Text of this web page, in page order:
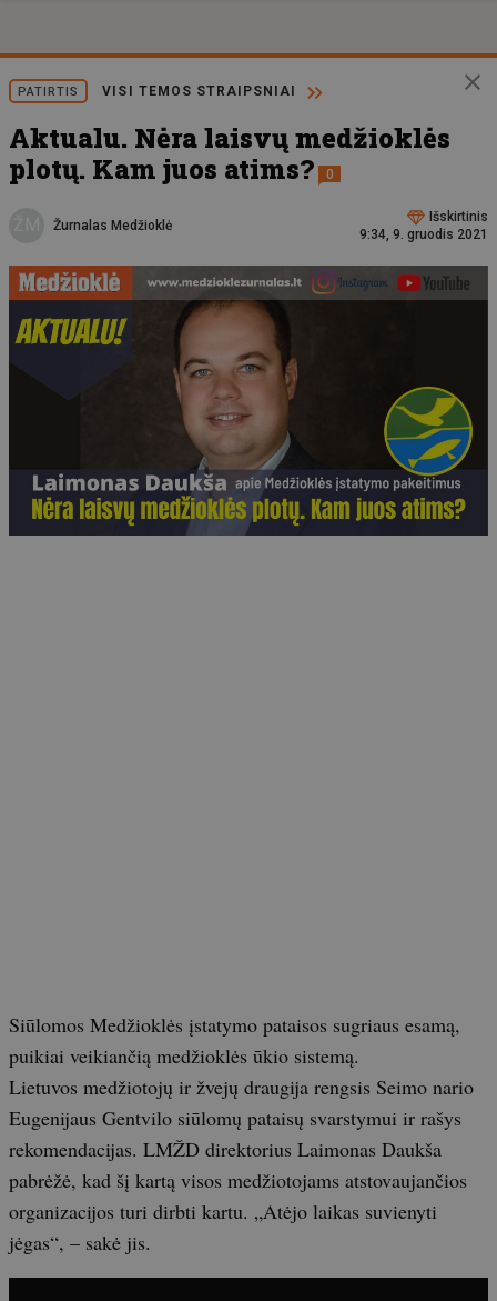
PATIRTIS VISI TEMOS STRAIPSNIAI
Aktualu. Nėra laisvų medžioklės
plotų. Kam juos atims?
0
Žurnalas Medžioklė
Išskirtinis
9:34, 9. gruodis 2021
Siūlomos Medžioklės įstatymo pataisos sugriaus esamą,
puikiai veikiančią medžioklės ūkio sistemą.
Lietuvos medžiotojų ir žvejų draugija rengsis Seimo nario
Eugenijaus Gentvilo siūlomų pataisų svarstymui ir rašys
rekomendacijas. LMŽD direktorius Laimonas Daukša
pabrėžė, kad šį kartą visos medžiotojams atstovaujančios
organizacijos turi dirbti kartu. „Atėjo laikas suvienyti
jėgas“, – sakė jis.